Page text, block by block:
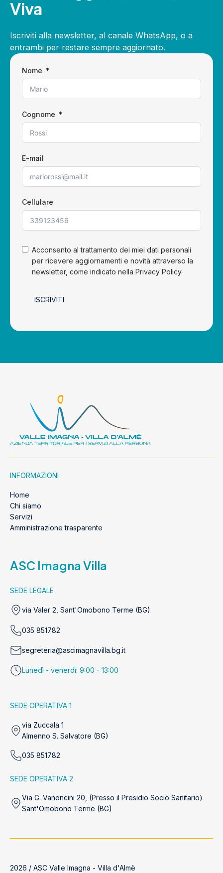
Viva
Iscriviti alla newsletter, al canale WhatsApp, o a
entrambi per restare sempre aggiornato.
Nome
Cognome
E-mail
Cellulare
Acconsento al trattamento dei miei dati personali
per ricevere aggiornamenti e novità attraverso la
newsletter, come indicato nella Privacy Policy.
ISCRIVITI
INFORMAZIONI
Home
Chi siamo
Servizi
Amministrazione trasparente
ASC Imagna Villa
SEDE LEGALE
via Valer 2, Sant'Omobono Terme (BG)
035 851782
segreteria@ascimagnavilla.bg.it
Lunedì - venerdì: 9:00 - 13:00
SEDE OPERATIVA 1
via Zuccala 1
Almenno S. Salvatore (BG)
035 851782
SEDE OPERATIVA 2
Via G. Vanoncini 20, (Presso il Presidio Socio Sanitario)
Sant'Omobono Terme (BG)
2026 / ASC Valle Imagna - Villa d'Almè